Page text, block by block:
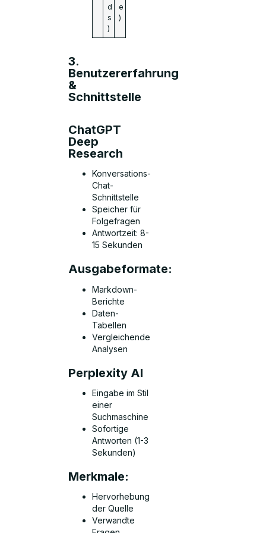
d
s
)
e
)
3.
Benutzererfahrung
&
Schnittstelle
ChatGPT
Deep
Research
Konversations-
Chat-
Schnittstelle
Speicher für
Folgefragen
Antwortzeit: 8-
15 Sekunden
Ausgabeformate:
Markdown-
Berichte
Daten-
Tabellen
Vergleichende
Analysen
Perplexity AI
Eingabe im Stil
einer
Suchmaschine
Sofortige
Antworten (1-3
Sekunden)
Merkmale:
Hervorhebung
der Quelle
Verwandte